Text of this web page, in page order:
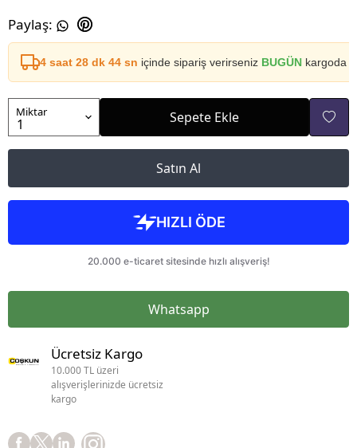
Paylaş:
4 saat 28 dk 44 sn içinde sipariş verirseniz BUGÜN kargoda
Miktar Sepete Ekle
Satın Al
Whatsapp
Ücretsiz Kargo
10.000 TL üzeri
alışverişlerinizde ücretsiz
kargo